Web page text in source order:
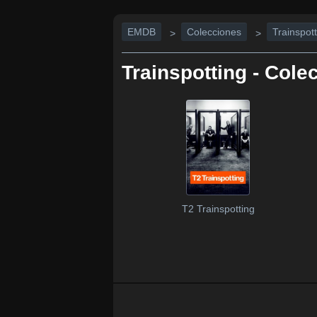
EMDB > Colecciones >
Trainspotting -
T2 Trainspotting